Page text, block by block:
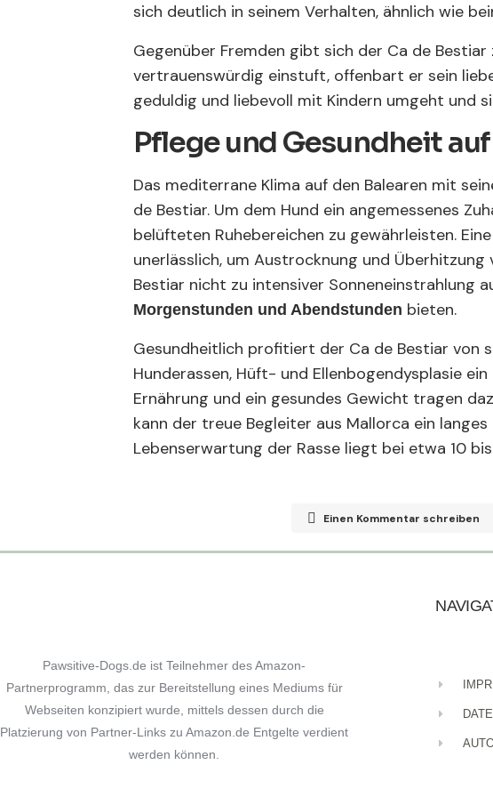
sich deutlich in seinem Verhalten, ähnlich wie
Gegenüber Fremden gibt sich der Ca de
vertrauenswürdig einstuft, offenbart er sein
geduldig und liebevoll mit Kindern umgeht und
Pflege und Gesundheit
Das mediterrane Klima auf den Balearen mit
de Bestiar. Um dem Hund ein angemessenes
belüfteten Ruhebereichen zu gewährleisten.
unerlässlich, um Austrocknung und
Bestiar nicht zu intensiver Sonneneinstrahlung
Morgenstunden und Abendstunden bieten.
Gesundheitlich profitiert der Ca de Bestiar von
Hunderassen, Hüft- und Ellenbogendysplasie
Ernährung und ein gesundes Gewicht tragen
kann der treue Begleiter aus Mallorca ein
Lebenserwartung der Rasse liegt bei etwa 10 bis
Einen Kommentar schreiben
Deine E-Mail-Adresse wird
Pawsitive-Dogs.de ist Teilnehmer des Amazon-
Partnerprogramm, das zur Bereitstellung eines Mediums für
Webseiten konzipiert wurde, mittels dessen durch die
Platzierung von Partner-Links zu Amazon.de Entgelte verdient
werden können.